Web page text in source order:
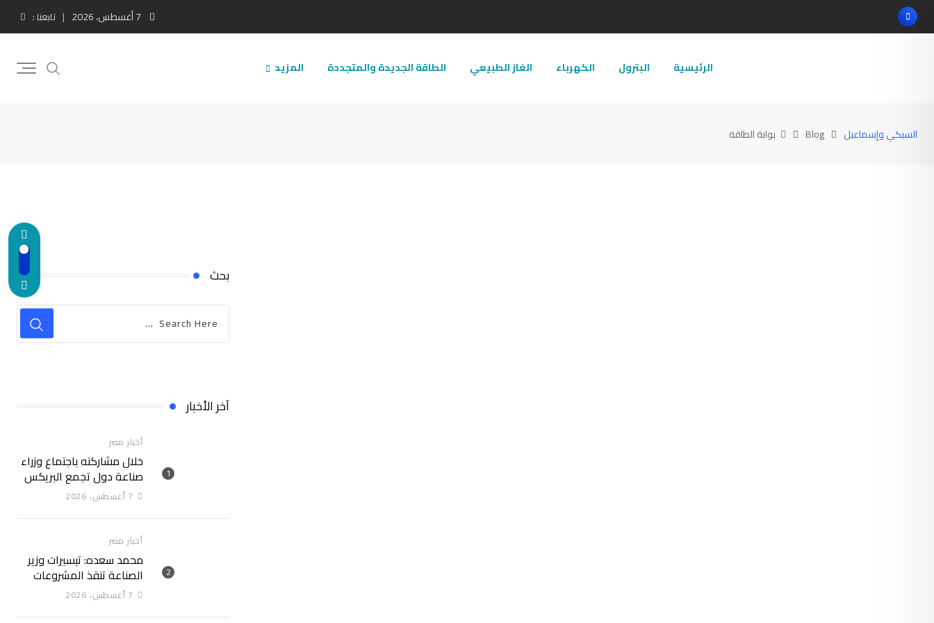
Skip
to
7 أغسطس، 2026 تابعنا :
الرئيسية البترول الكهرباء الغاز الطبيعي الطاقة الجديدة والمتجددة المزيد
السبكي وإسماعيل Blog بوابة الطاقة
بحث
آخر الأخبار
أخبار مصر
خلال مشاركته باجتماع وزراء
صناعة دول تجمع البريكس
المنعقد بمدينة جايبور
الهندية وزير الصناعة يبحث
مع نظيره الهندي إطلاق
منصة للتكامل الصناعي
وزيادة الاستثمارات الهندية
في السوق المصرية
7 أغسطس، 2026
أخبار مصر
محمد سعده: تيسيرات وزير
الصناعة تنقذ المشروعات
المتعثرة وتعيد الثقة
للمستثمرين
7 أغسطس، 2026